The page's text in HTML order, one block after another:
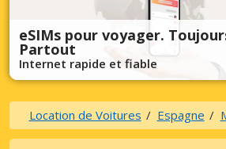
eSIMs pour voyager.
Partout
Internet rapide et fiable
Location de Voitures Espagne